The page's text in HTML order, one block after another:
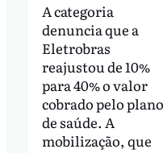
A categoria
denuncia que a
Eletrobras
reajustou de 10%
para 40% o valor
cobrado pelo plano
de saúde. A
mobilização, que